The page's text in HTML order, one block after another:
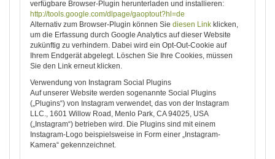
verfügbare Browser-Plugin herunterladen und installieren:
http://tools.google.com/dlpage/gaoptout?hl=de
Alternativ zum Browser-Plugin können Sie diesen Link klicken,
um die Erfassung durch Google Analytics auf dieser Website
zukünftig zu verhindern. Dabei wird ein Opt-Out-Cookie auf
Ihrem Endgerät abgelegt. Löschen Sie Ihre Cookies, müssen
Sie den Link erneut klicken.
Verwendung von Instagram Social Plugins
Auf unserer Website werden sogenannte Social Plugins
(„Plugins“) von Instagram verwendet, das von der Instagram
LLC., 1601 Willow Road, Menlo Park, CA 94025, USA
(„Instagram“) betrieben wird. Die Plugins sind mit einem
Instagram-Logo beispielsweise in Form einer „Instagram-
Kamera“ gekennzeichnet.